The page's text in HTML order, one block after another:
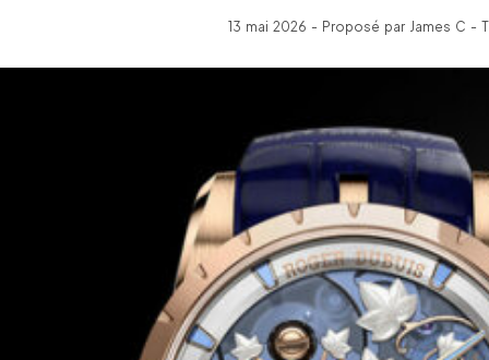
13 mai 2026 - Proposé par James C -